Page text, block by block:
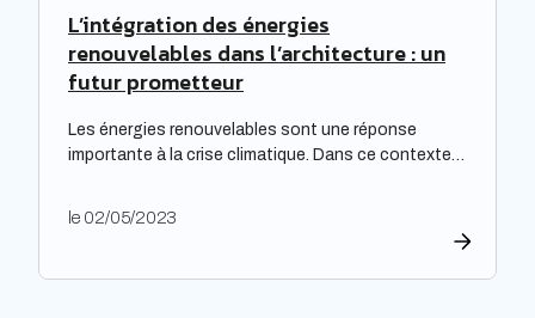
L’intégration des énergies
renouvelables dans l’architecture : un
futur prometteur
Les énergies renouvelables sont une réponse
importante à la crise climatique. Dans ce contexte,
construction et de l’aménagement des bâtiments.
l’adoption de cette approche, en développant des
le 02/05/2023